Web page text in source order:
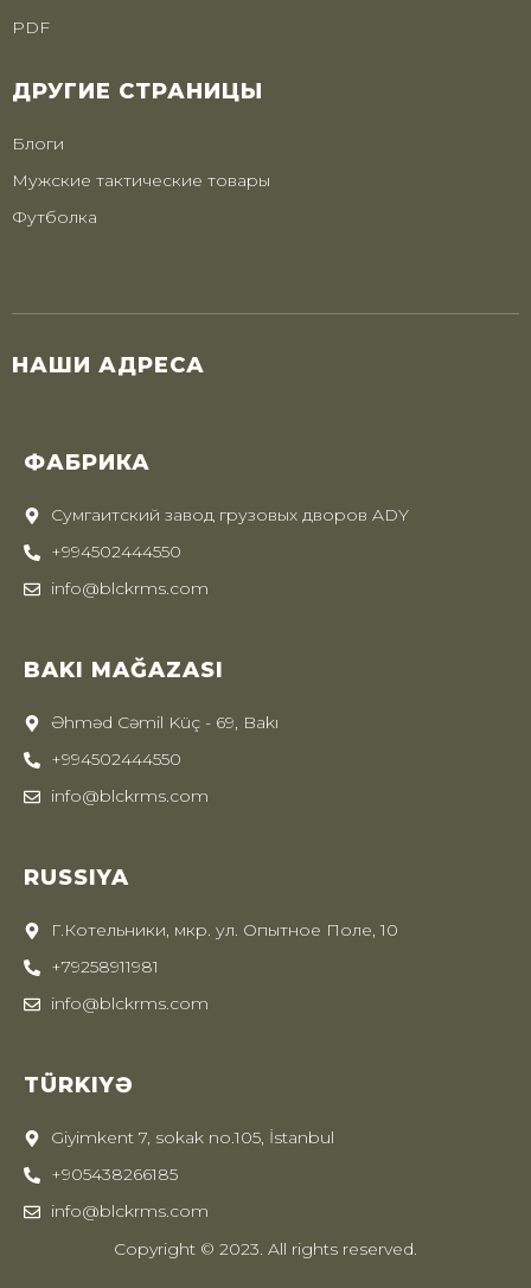
PDF
ДРУГИЕ СТРАНИЦЫ
Блоги
Мужские тактические товары
Футболка
НАШИ АДРЕСА
ФАБРИКА
Сумгаитский завод грузовых дворов ADY
+994502444550
info@blckrms.com
BAKI MAĞAZASI
Əhməd Cəmil Küç - 69, Bakı
+994502444550
info@blckrms.com
RUSSIYA
Г.Котельники, мкр. ул. Опытное Поле, 10
+79258911981
info@blckrms.com
TÜRKIYƏ
Giyimkent 7, sokak no.105, İstanbul
+905438266185
info@blckrms.com
Copyright © 2023. All rights reserved.